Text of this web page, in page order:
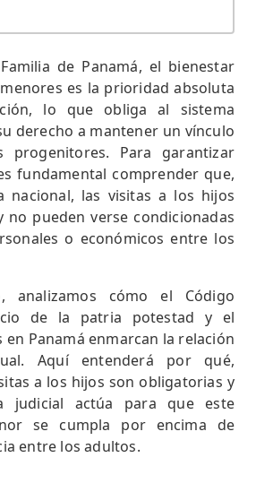
de Panamá, el bienestar
es la prioridad absoluta
lo que obliga al sistema
derecho a mantener un vínculo
progenitores. Para garantizar
fundamental comprender que,
nacional, las visitas a los hijos
pueden verse condicionadas
o económicos entre los
analizamos cómo el Código
de la patria potestad y el
en Panamá enmarcan la relación
Aquí entenderá por qué,
a los hijos son obligatorias y
judicial actúa para que este
se cumpla por encima de
entre los adultos.